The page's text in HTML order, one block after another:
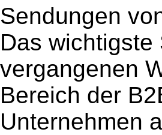
Sendungen
Das wichtigste
vergangenen
Bereich der
Unternehmen